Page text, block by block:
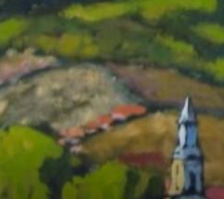
Eveniment
„Zilele
Biblioteca
Muzeul de
DE LA SIBIU DE SINCERITATE